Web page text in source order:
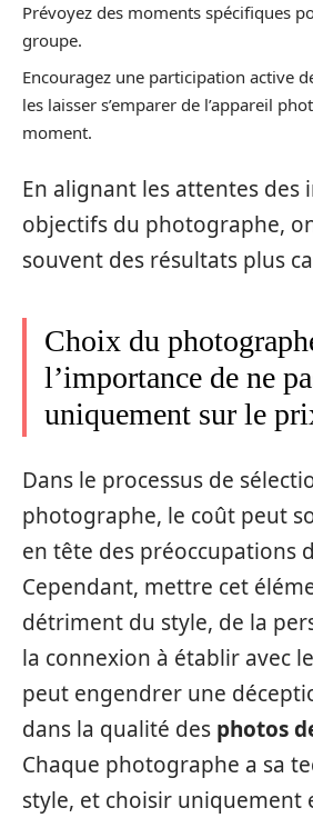
Prévoyez des moments spécifiques
groupe.
Encouragez une participation active
les laisser s’emparer de l’appareil
moment.
En alignant les attentes des
objectifs du photographe,
souvent des résultats plus
Choix du
l’importance de ne
uniquement sur le
Dans le processus de
photographe, le coût peut
en tête des préoccupations
Cependant, mettre cet
détriment du style, de la
la connexion à établir avec
peut engendrer une
dans la qualité des photos
Chaque photographe a sa
style, et choisir uniquement